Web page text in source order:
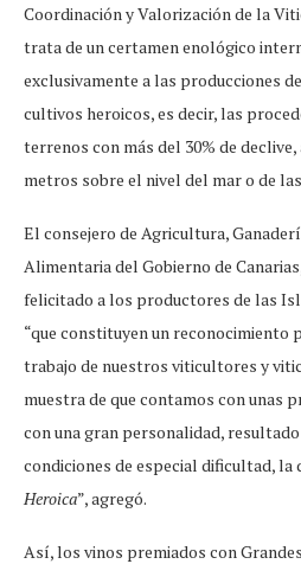
Coordinación y Valorización de la
trata de un certamen enológico
exclusivamente a las producciones
cultivos heroicos, es decir, las
terrenos con más del 30% de
metros sobre el nivel del mar o de
El consejero de Agricultura,
Alimentaria del Gobierno de
felicitado a los productores de las
“que constituyen un reconocimiento
trabajo de nuestros viticultores y
muestra de que contamos con unas
con una gran personalidad,
condiciones de especial dificultad, la
Heroica”, agregó.
Así, los vinos premiados con